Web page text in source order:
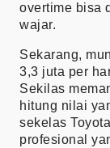
overtime bisa
wajar.
Sekarang,
3,3 juta per
Sekilas
hitung nilai
sekelas
profesional